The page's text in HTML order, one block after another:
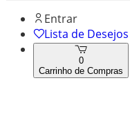
Entrar
Lista de Desejos
0
Carrinho de Compras